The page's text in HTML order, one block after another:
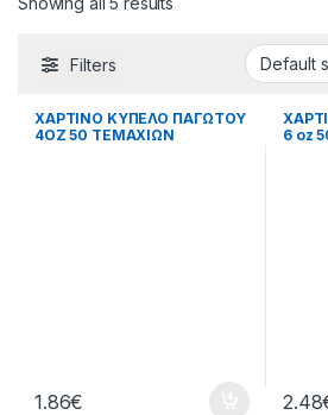
Filters
ΧΑΡΤΙΝΟ ΚΥΠΕΛΟ ΠΑΓΩΤΟΥ
4ΟΖ 50 ΤΕΜΑΧΙΩΝ
1.86€
6 oz
2.48